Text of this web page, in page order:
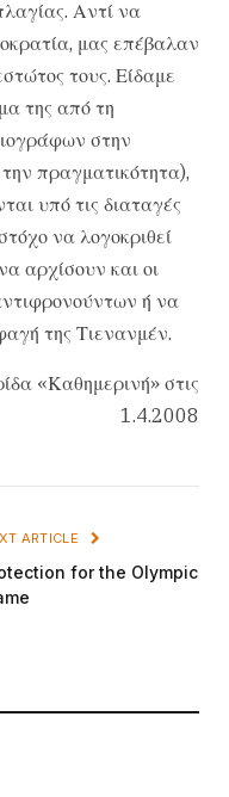
Αντί να
μας επέβαλαν
τους. Είδαμε
της από τη
στην
πραγματικότητα),
υπό τις διαταγές
να λογοκριθεί
αρχίσουν και οι
ή να
της Τιενανμέν.
«Καθημερινή» στις
1.4.2008
ARTICLE
for the Olympic